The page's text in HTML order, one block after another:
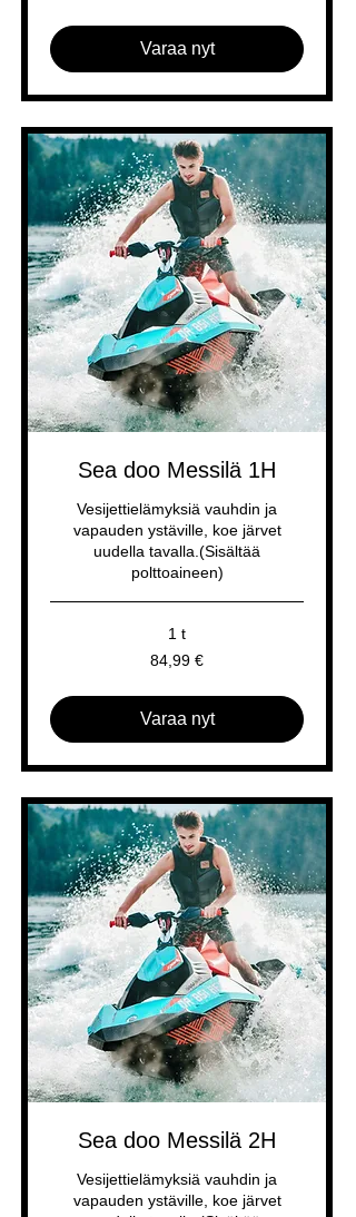
Varaa nyt
Sea doo Messilä 1H
Vesijettielämyksiä vauhdin ja
vapauden ystäville, koe järvet
uudella tavalla.(Sisältää
polttoaineen)
1 t
84,99 €
Varaa nyt
Sea doo Messilä 2H
Vesijettielämyksiä vauhdin ja
vapauden ystäville, koe järvet